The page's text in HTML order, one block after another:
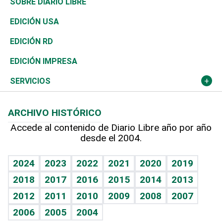
Reportajes
África
Ocenanía
Caribe
Resto del mundo
Vivienda
Telecom.
Global y variable
Economía personal
Buena Vida
Sociales
Novedades
Podcast Arte Libre
Hablando con el pediatra
Vida y familia
Eñe
Celebrando la vida
Sin complejos
Ciclismo
Tenis
Olimpismo
Más deportes
TBT Deportivo
En Directo
Frente al Statu Quo
El Espía
Noticiero Poteleche
Lecturas
Tecnología
Historia
Martes de tecnología
Cambio climático
Economía
Revista
Deportes
Opinión
Hecho en casa
Guía del dinero
EDICIÓN USA
EDICIÓN RD
EDICIÓN IMPRESA
SERVICIOS
Cumpleaños
Horóscopos
Juegos
ARCHIVO HISTÓRICO
Accede al contenido de Diario Libre año por año
desde el 2004.
2024 2023 2022 2021 2020
2019
2018
2017 2016 2015 2014
2013
2012
2011 2010 2009 2008
2007
2006
2005 2004